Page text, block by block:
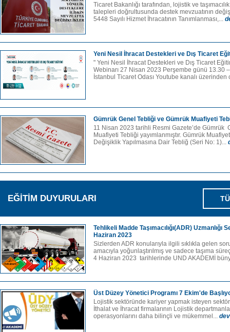
Ticaret Bakanlığı tarafından, lojistik ve
talepleri doğrultusunda destek mevzuatının
5448 Sayılı Hizmet İhracatının Tanımlanması,...
Yeni Nesil İhracat Destekleri ve Dış Ticaret
" Yeni Nesil İhracat Destekleri ve Dış Ticaret
Webinarı 27 Nisan 2023 Perşembe günü 13.30
İstanbul Ticaret Odası Youtube kanalı üzerinden
Gümrük Genel Tebliği ve Gümrük Muafiyeti
11 Nisan 2023 tarihli Resmi Gazete’de Gümrük
Muafiyeti Tebliği yayımlanmıştır. Gümrük
Değişiklik Yapılmasına Dair Tebliğ (Seri No: 1)...
EĞİTİM DUYURULARI
Tehlikeli Madde Taşımacılığı(ADR) Uzmanlığı
Haziran 2023
Sizlerden ADR konularıyla ilgili sıklıkla gelen
amacıyla yoğunlaştırılmış ve sadece taşıma
4 Haziran 2023 tarihlerinde UND AKADEMİ
Üst Düzey Yönetici Programı 7 Ekim'de
Lojistik sektöründe kariyer yapmak isteyen
İthalat ve İhracat firmalarının Lojistik
operasyonlarını daha bilinçli ve mükemmel...